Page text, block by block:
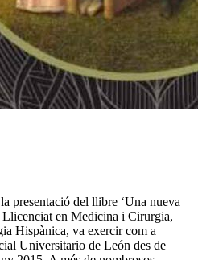
presentació del llibre ‘Una nueva
en Medicina i Cirurgia,
Hispànica, va exercir com a
Universitario de León des de